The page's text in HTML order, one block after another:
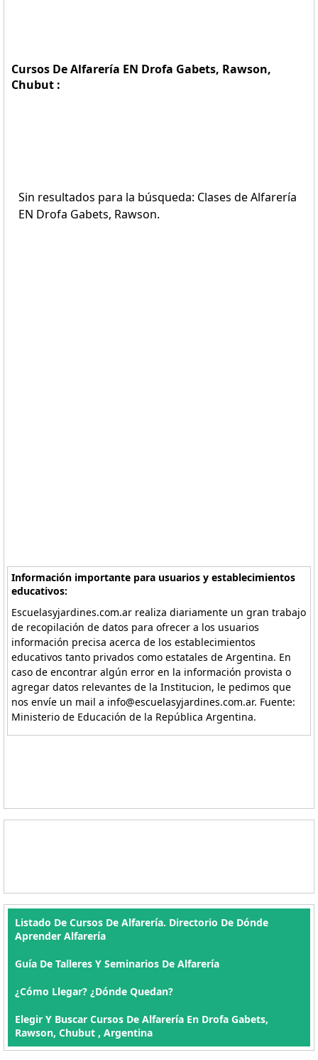
Cursos De Alfarería EN Drofa Gabets, Rawson,
Chubut :
Sin resultados para la búsqueda: Clases de Alfarería
EN Drofa Gabets, Rawson.
Información importante para usuarios y establecimientos
educativos:
Escuelasyjardines.com.ar realiza diariamente un gran trabajo
de recopilación de datos para ofrecer a los usuarios
información precisa acerca de los establecimientos
educativos tanto privados como estatales de Argentina. En
caso de encontrar algún error en la información provista o
agregar datos relevantes de la Institucion, le pedimos que
nos envíe un mail a info@escuelasyjardines.com.ar. Fuente:
Ministerio de Educación de la República Argentina.
Listado De Cursos De Alfarería. Directorio De Dónde
Aprender Alfarería
Guía De Talleres Y Seminarios De Alfarería
¿Cómo Llegar? ¿Dónde Quedan?
Elegir Y Buscar Cursos De Alfarería En Drofa Gabets,
Rawson, Chubut , Argentina